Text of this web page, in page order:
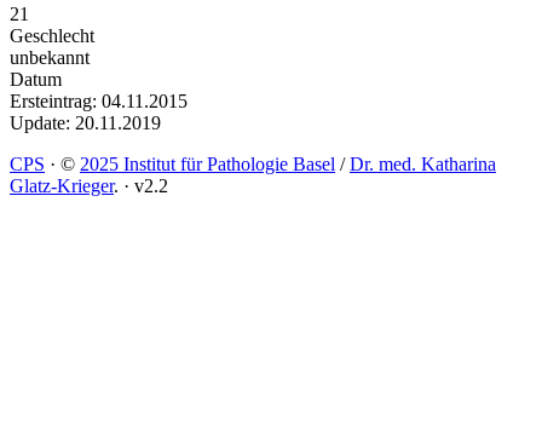
21
Geschlecht
unbekannt
Datum
Ersteintrag: 04.11.2015
Update: 20.11.2019
CPS · © 2025 Institut für Pathologie Basel /Dr. med. Katharina
Glatz-Krieger. · v2.2